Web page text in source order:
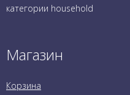
категории household
Магазин
Корзина